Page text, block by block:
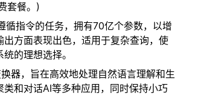
套餐。)
循指令的任务，拥有70亿个参数，以增
方面表现出色，适用于复杂查询，使
的理想选择。
器，旨在高效地处理自然语言理解和生
和对话AI等多种应用，同时保持小巧